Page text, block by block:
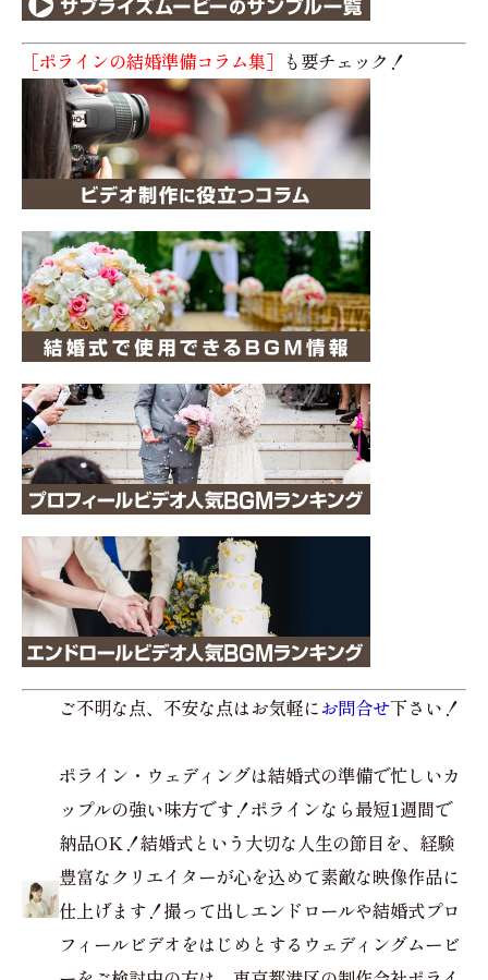
［ポラインの結婚準備コラム集］ も要チェック！
ご不明な点、不安な点はお気軽にお問合せ下さい！
ポライン・ウェディングは結婚式の準備で忙しいカ
ップルの強い味方です！ポラインなら最短1週間で
納品OK！結婚式という大切な人生の節目を、経験
豊富なクリエイターが心を込めて素敵な映像作品に
仕上げます！撮って出しエンドロールや結婚式プロ
フィールビデオをはじめとするウェディングムービ